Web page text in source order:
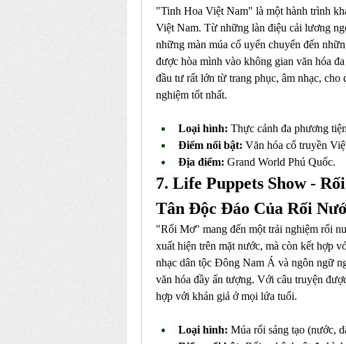
"Tinh Hoa Việt Nam" là một hành trình
Việt Nam. Từ những làn điệu cải lương
những màn múa cổ uyển chuyển đến
được hòa mình vào không gian văn hóa
đầu tư rất lớn từ trang phục, âm nhạc,
nghiệm tốt nhất.
Loại hình: Thực cảnh đa phương
Điểm nổi bật: Văn hóa cổ truyền
Địa điểm: Grand World Phú Quốc.
7. Life Puppets Show -
Tân Độc Đáo Của Rối
"Rối Mơ" mang đến một trải nghiệm rối
xuất hiện trên mặt nước, mà còn kết hợp
nhạc dân tộc Đông Nam Á và ngôn ngữ
văn hóa đầy ấn tượng. Với câu truyện
hợp với khán giả ở mọi lứa tuổi.
Loại hình: Múa rối sáng tạo (nước,